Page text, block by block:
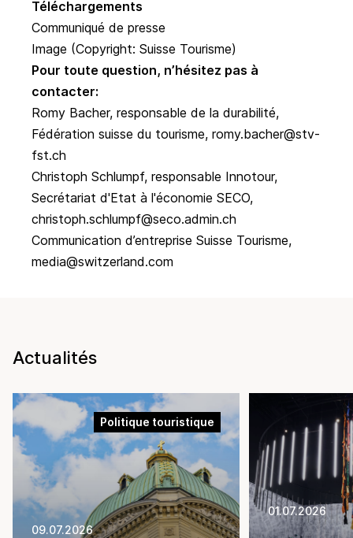
Téléchargements
Communiqué de presse
Image (Copyright: Suisse Tourisme)
Pour toute question, n’hésitez pas à
contacter:
Romy Bacher, responsable de la durabilité,
Fédération suisse du tourisme, romy.bacher@stv-
fst.ch
Christoph Schlumpf, responsable Innotour,
Secrétariat d'Etat à l'économie SECO,
christoph.schlumpf@seco.admin.ch
Communication d’entreprise Suisse Tourisme,
media@switzerland.com
Actualités
Politique touristique
09.07.2026
01.07.2026